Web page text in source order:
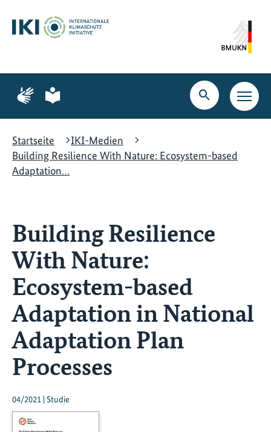
Hauptinhalt
springen
Suche
springen
Hauptnavigation
springen
Zur
Seite
Gebärdensprache
Zur
Seite
leichte
Suche
öffnen
Startseite
IKI-Medien
Building Resilience With Nature: Ecosystem-based
Adaptation…
Building Resilience
With Nature:
Ecosystem-based
Adaptation in National
Adaptation Plan
Processes
04/2021 | Studie